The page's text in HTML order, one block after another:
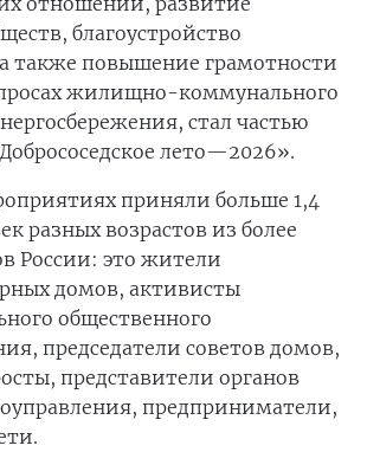
благоустройство
также повышение грамотности
жилищно-коммунального
стал частью
лето—2026».
приняли больше 1,4
разных возрастов из более
России: это жители
домов, активисты
общественного
председатели советов домов,
представители органов
предприниматели,